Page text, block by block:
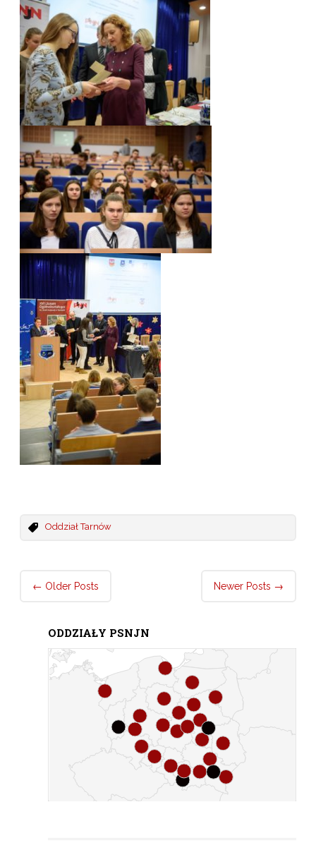
Oddział Tarnów
Post
← Older Posts Newer Posts →
ODDZIAŁY PSNJN